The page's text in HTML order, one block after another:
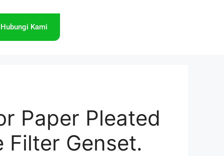
Hubungi Kami
Paper Pleated
Filter Genset.